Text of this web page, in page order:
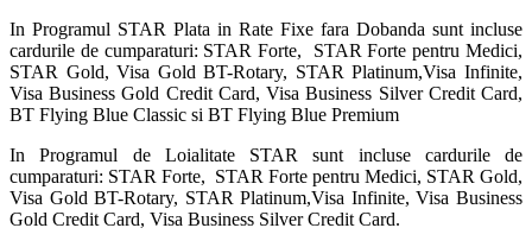
In Programul STAR Plata in Rate Fixe fara Dobanda sunt incluse
cardurile de cumparaturi: STAR Forte, STAR Forte pentru Medici,
STAR Gold, Visa Gold BT-Rotary, STAR Platinum,Visa Infinite,
Visa Business Gold Credit Card, Visa Business Silver Credit Card,
BT Flying Blue Classic si BT Flying Blue Premium
In Programul de Loialitate STAR sunt incluse cardurile de
cumparaturi: STAR Forte, STAR Forte pentru Medici, STAR Gold,
Visa Gold BT-Rotary, STAR Platinum,Visa Infinite, Visa Business
Gold Credit Card, Visa Business Silver Credit Card.